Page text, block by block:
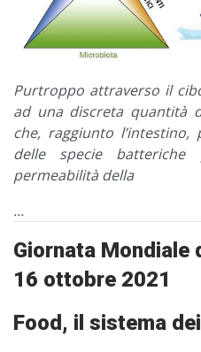
Purtroppo attraverso il
ad una discreta quantità
che, raggiunto
delle specie batteriche
permeabilità della
...
Giornata Mondiale
16 ottobre 2021
Food, il sistema